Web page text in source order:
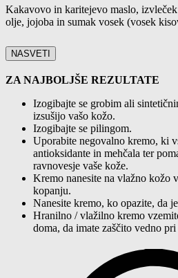
Kakavovo in karitejevo maslo,
olje, jojoba in sumak vosek (vosek
NASVETI
ZA NAJBOLJŠE REZULTATE
Izogibajte se grobim ali
izsušijo vašo kožo.
Izogibajte se pilingom.
Uporabite negovalno kremo, ki
antioksidante in mehčala ter
ravnovesje vaše kože.
Kremo nanesite na vlažno kožo
kopanju.
Nanesite kremo, ko opazite, da
Hranilno / vlažilno kremo
doma, da imate zaščito vedno